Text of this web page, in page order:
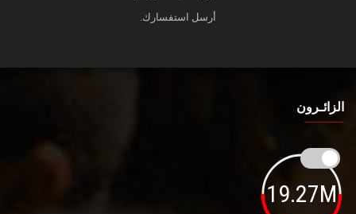
أرسل استفسارك.
الزائـرون
19.27M